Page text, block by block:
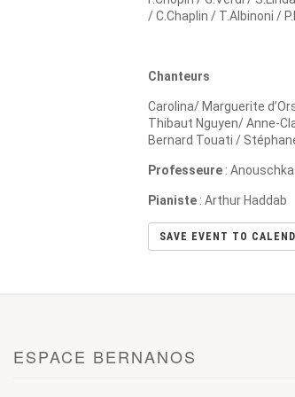
/ C.Chaplin / T.Albinoni /
Chanteurs
Carolina/ Marguerite
Thibaut Nguyen/ Anne-
Bernard Touati /
Professeure :
Pianiste : Arthur Haddab
SAVE EVENT TO
ESPACE BERNANOS